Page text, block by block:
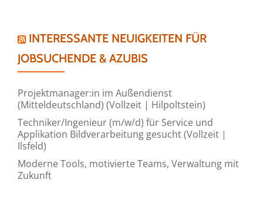
INTERESSANTE NEUIGKEITEN FÜR
JOBSUCHENDE & AZUBIS
Projektmanager:in im Außendienst
(Mitteldeutschland) (Vollzeit | Hilpoltstein)
Techniker/Ingenieur (m/w/d) für Service und
Applikation Bildverarbeitung gesucht (Vollzeit |
Ilsfeld)
Moderne Tools, motivierte Teams, Verwaltung mit
Zukunft